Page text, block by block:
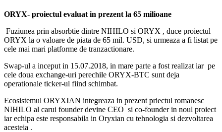
ORYX- proiectul evaluat in prezent la 65 milioane
Fuziunea prin absorbtie dintre NIHILO si ORYX , duce proiectul
ORYX la o valoare de piata de 65 mil. USD, si urmeaza a fi listat pe
cele mai mari platforme de tranzactionare.
Swap-ul a inceput in 15.07.2018, in mare parte a fost realizat iar pe
cele doua exchange-uri perechile ORYX-BTC sunt deja
operationale ticker-ul fiind schimbat.
Ecosistemul ORYXIAN integreaza in prezent priectul romanesc
NIHILO al carui founder devine CEO si co-founder in noul proiect
iar echipa este responsabila in Oryxian cu tehnologia si dezvoltarea
acesteia .